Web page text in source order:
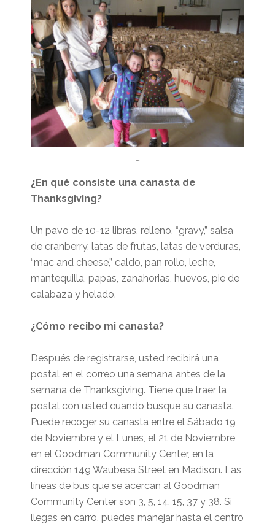
…
¿En qué consiste una canasta de
Thanksgiving?
Un pavo de 10-12 libras, relleno, “gravy,” salsa
de cranberry, latas de frutas, latas de verduras,
“mac and cheese,” caldo, pan rollo, leche,
mantequilla, papas, zanahorias, huevos, pie de
calabaza y helado.
¿Cómo recibo mi canasta?
Después de registrarse, usted recibirá una
postal en el correo una semana antes de la
semana de Thanksgiving. Tiene que traer la
postal con usted cuando busque su canasta.
Puede recoger su canasta entre el Sábado 19
de Noviembre y el Lunes, el 21 de Noviembre
en el Goodman Community Center, en la
dirección 149 Waubesa Street en Madison. Las
líneas de bus que se acercan al Goodman
Community Center son 3, 5, 14, 15, 37 y 38. Si
llegas en carro, puedes manejar hasta el centro